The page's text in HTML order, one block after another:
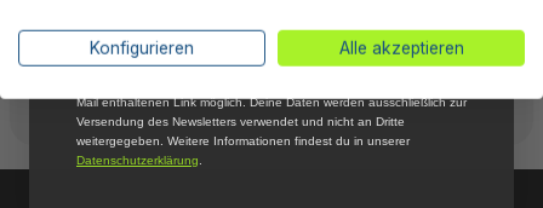
Herstellerinformation
Konfigurieren Alle akzeptieren
*Mit der Anmeldung zum Newsletter stimmst du zu, regelmäßig per E-
Mail über aktuelle Angebote, Aktionen und Produktneuheiten
Mail enthaltenen Link möglich. Deine Daten werden ausschließlich zur
Versendung des Newsletters verwendet und nicht an Dritte
weitergegeben. Weitere Informationen findest du in unserer
Datenschutzerklärung